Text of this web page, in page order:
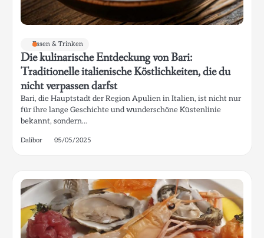
Essen & Trinken
Die kulinarische Entdeckung von Bari:
Traditionelle italienische Köstlichkeiten, die du
nicht verpassen darfst
Bari, die Hauptstadt der Region Apulien in Italien, ist nicht nur
für ihre lange Geschichte und wunderschöne Küstenlinie
bekannt, sondern…
Dalibor 05/05/2025